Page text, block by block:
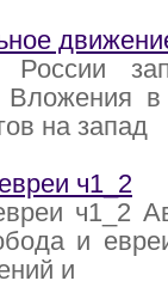
Вложения
на запад
ч1_2
ч1_2
и
и